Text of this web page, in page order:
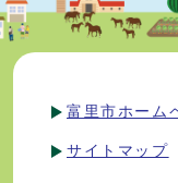
富里市ホーム
サイトマップ